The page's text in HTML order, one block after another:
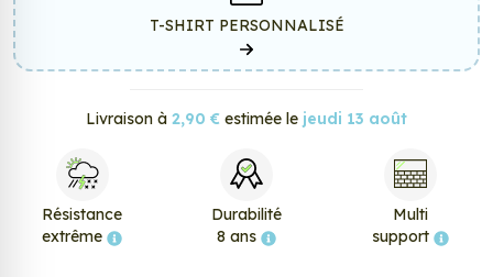
T-SHIRT PERSONNALISÉ
Livraison à 2,90 € estimée le jeudi 13 août
Résistance
extrême
Durabilité
8 ans
Multi
support